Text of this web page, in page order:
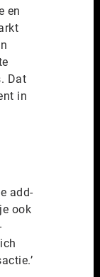
en
Dat
in
add-
ook